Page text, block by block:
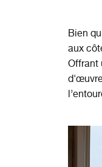
Bien
aux
Offrant